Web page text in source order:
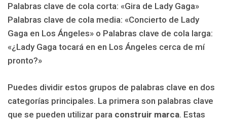
Palabras clave de cola corta: «Gira de Lady Gaga»
Palabras clave de cola media: «Concierto de Lady
Gaga en Los Ángeles» o Palabras clave de cola larga:
«¿Lady Gaga tocará en en Los Ángeles cerca de mí
pronto?»
Puedes dividir estos grupos de palabras clave en dos
categorías principales. La primera son palabras clave
que se pueden utilizar para construir marca. Estas